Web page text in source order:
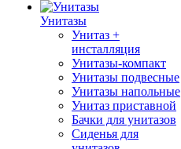
Унитазы
Унитаз +
инсталляция
Унитазы-компакт
Унитазы подвесные
Унитазы напольные
Унитаз приставной
Бачки для унитазов
Сиденья для